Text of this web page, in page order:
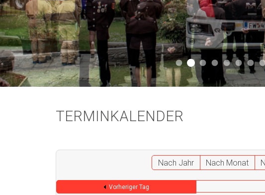
Aktuell 046
Aktuell 047
Start 011Aktuell 044
Aktuell 043
Aktuell
TERMINKALENDER
Nach Jahr Nach Monat
Vorheriger Tag